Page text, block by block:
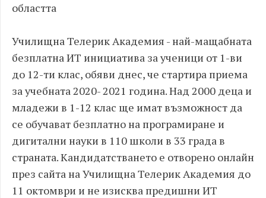
областта
Училищна Телерик Академия - най-мащабната
безплатна ИТ инициатива за ученици от 1-ви
до 12-ти клас, обяви днес, че стартира приема
за учебната 2020- 2021 година. Над 2000 деца и
младежи в 1-12 клас ще имат възможност да
се обучават безплатно на програмиране и
дигитални науки в 110 школи в 33 града в
страната. Кандидатстването е отворено онлайн
през сайта на Училищна Телерик Академия до
11 октомври и не изисква предишни ИТ